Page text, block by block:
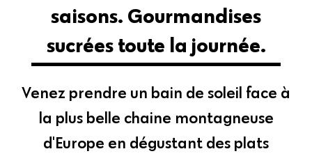
saisons. Gourmandises
sucrées toute la journée.
Venez prendre un bain de soleil face à
la plus belle chaine montagneuse
d'Europe en dégustant des plats